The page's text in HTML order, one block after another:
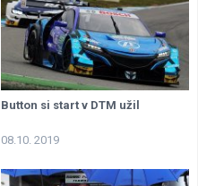
Button si start v DTM užil
08.10. 2019